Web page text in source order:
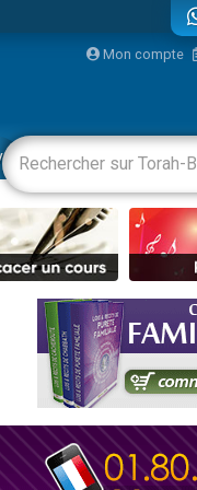
Mon compte
Livres